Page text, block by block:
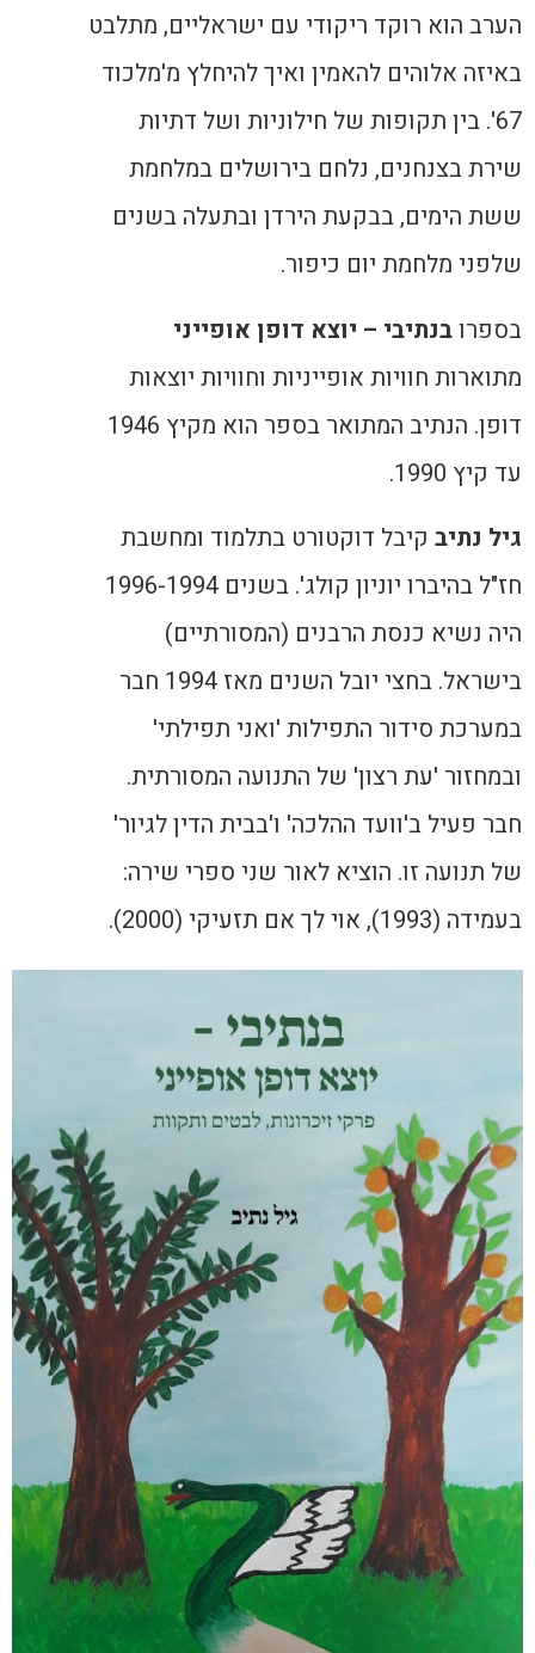
הערב הוא רוקד ריקודי עם ישראליים, מתלבט
באיזה אלוהים להאמין ואיך להיחלץ מ'מלכוד
67'. בין תקופות של חילוניות ושל דתיות
שירת בצנחנים, נלחם בירושלים במלחמת
ששת הימים, בבקעת הירדן ובתעלה בשנים
שלפני מלחמת יום כיפור.
בספרובנתיבי – יוצא דופן אופייני
מתוארות חוויות אופייניות וחוויות יוצאות
דופן. הנתיב המתואר בספר הוא מקיץ 1946
עד קיץ 1990.
גיל נתיב קיבל דוקטורט בתלמוד ומחשבת
חז"ל בהיברו יוניון קולג'. בשנים 1996-1994
היה נשיא כנסת הרבנים (המסורתיים)
בישראל. בחצי יובל השנים מאז 1994 חבר
במערכת סידור התפילות 'ואני תפילתי'
ובמחזור 'עת רצון' של התנועה המסורתית.
חבר פעיל ב'וועד ההלכה' ו'בבית הדין לגיור'
של תנועה זו. הוציא לאור שני ספרי שירה:
בעמידה (1993), אוי לך אם תזעיקי (2000).